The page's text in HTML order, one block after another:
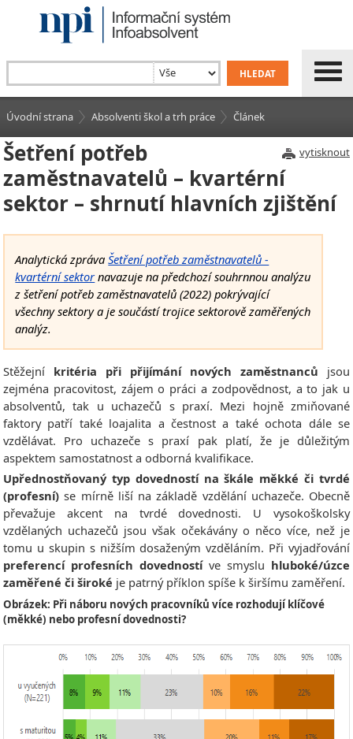
Úvodní strana Absolventi škol a trh práce Článek
vytisknout
Šetření potřeb
zaměstnavatelů – kvartérní
sektor – shrnutí hlavních zjištění
Analytická zprávaŠetření potřeb zaměstnavatelů -
kvartérní sektornavazuje na předchozí souhrnnou analýzu
z šetření potřeb zaměstnavatelů (2022) pokrývající
všechny sektory a je součástí trojice sektorově zaměřených
analýz.
Stěžejní kritéria při přijímání nových zaměstnanců jsou
zejména pracovitost, zájem o práci a zodpovědnost, a to jak u
absolventů, tak u uchazečů s praxí. Mezi hojně zmiňované
faktory patří také loajalita a čestnost a také ochota dále se
vzdělávat. Pro uchazeče s praxí pak platí, že je důležitým
aspektem samostatnost a odborná kvalifikace.
Upřednostňovaný typ dovedností na škále měkké či tvrdé
(profesní) se mírně liší na základě vzdělání uchazeče. Obecně
převažuje akcent na tvrdé dovednosti. U vysokoškolsky
vzdělaných uchazečů jsou však očekávány o něco více, než je
tomu u skupin s nižším dosaženým vzděláním. Při vyjadřování
preferencí profesních dovednostíve smyslu hluboké/úzce
zaměřené či široké je patrný příklon spíše k širšímu zaměření.
Obrázek: Při náboru nových pracovníků více rozhodují klíčové
(měkké) nebo profesní dovednosti?